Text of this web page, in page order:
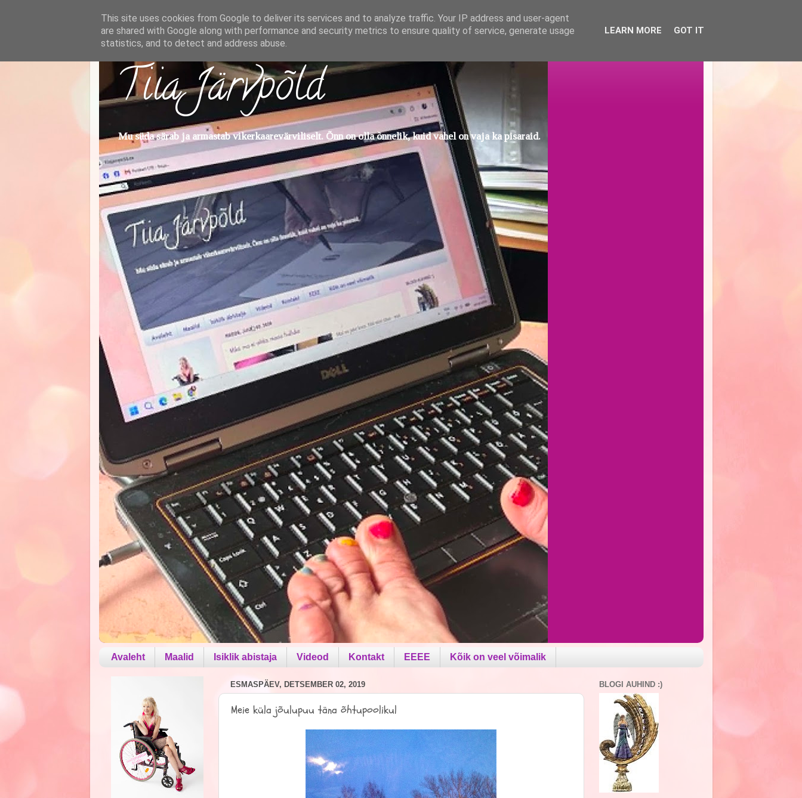
Tiia Järvpõld
Mu süda särab ja armastab vikerkaarevärviliselt. Õnn on olla õnnelik, kuid vahel on vaja ka pisaraid.
Avaleht Maalid Isiklik abistaja Videod Kontakt EEEE Kõik on veel võimalik
ESMASPÄEV, DETSEMBER 02, 2019
Meie küla jõulupuu täna õhtupoolikul
BLOGI AUHIND :)
This site uses cookies from Google to deliver its services and to analyze traffic. Your IP address and user-agent
are shared with Google along with performance and security metrics to ensure quality of service, generate usage
statistics, and to detect and address abuse.
LEARN MORE GOT IT